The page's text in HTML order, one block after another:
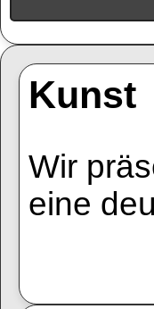
Kunst
Wir
eine